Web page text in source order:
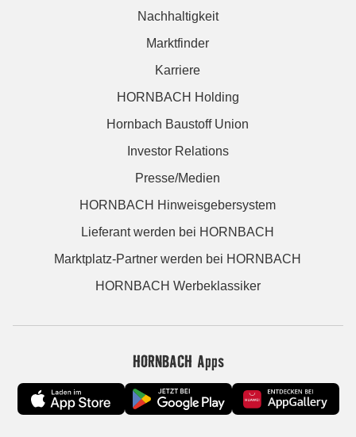
Nachhaltigkeit
Marktfinder
Karriere
HORNBACH Holding
Hornbach Baustoff Union
Investor Relations
Presse/Medien
HORNBACH Hinweisgebersystem
Lieferant werden bei HORNBACH
Marktplatz-Partner werden bei HORNBACH
HORNBACH Werbeklassiker
HORNBACH Apps